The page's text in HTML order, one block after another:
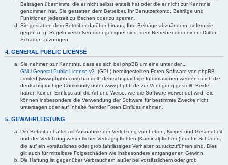
Beiträgen übernimmt, die er nicht selbst erstellt hat oder die er nicht zur Kenntnis
genommen hat. Sie gestatten dem Betreiber, Ihr Benutzerkonto, Beiträge und
Funktionen jederzeit zu löschen oder zu sperren.
Sie gestatten dem Betreiber darüber hinaus, Ihre Beiträge abzuändern, sofern sie
gegen o. g. Regeln verstoßen oder geeignet sind, dem Betreiber oder einem Dritten
Schaden zuzufügen.
4. GENERAL PUBLIC LICENSE
Sie nehmen zur Kenntnis, dass es sich bei phpBB um eine unter der „
GNU General Public License v2“ (GPL) bereitgestellten Foren-Software von phpBB
Limited (www.phpbb.com) handelt; deutschsprachige Informationen werden durch die
deutschsprachige Community unter www.phpbb.de zur Verfügung gestellt. Beide
haben keinen Einfluss auf die Art und Weise, wie die Software verwendet wird. Sie
können insbesondere die Verwendung der Software für bestimmte Zwecke nicht
untersagen oder auf Inhalte fremder Foren Einfluss nehmen.
5. GEWÄHRLEISTUNG
Der Betreiber haftet mit Ausnahme der Verletzung von Leben, Körper und Gesundheit
und der Verletzung wesentlicher Vertragspflichten (Kardinalpflichten) nur für Schäden,
die auf ein vorsätzliches oder grob fahrlässiges Verhalten zurückzuführen sind. Dies
gilt auch für mittelbare Folgeschäden wie insbesondere entgangenen Gewinn.
Die Haftung ist gegenüber Verbrauchern außer bei vorsätzlichem oder grob